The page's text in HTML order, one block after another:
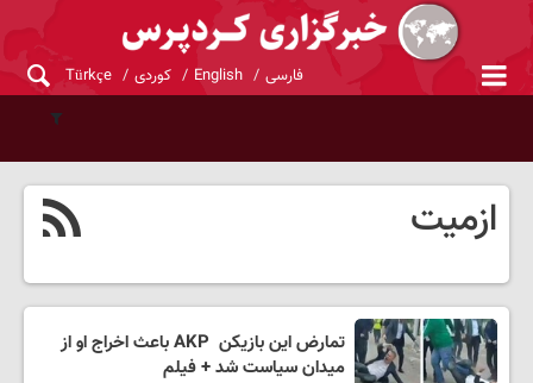
فارسی English کوردی Türkçe
ازمیت
تمارض این بازیکن AKP باعث اخراج او از
میدان سیاست شد + فیلم